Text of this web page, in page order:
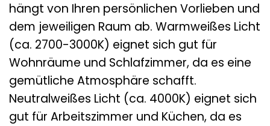
hängt von Ihren persönlichen Vorlieben und
dem jeweiligen Raum ab. Warmweißes Licht
(ca. 2700-3000K) eignet sich gut für
Wohnräume und Schlafzimmer, da es eine
gemütliche Atmosphäre schafft.
Neutralweißes Licht (ca. 4000K) eignet sich
gut für Arbeitszimmer und Küchen, da es